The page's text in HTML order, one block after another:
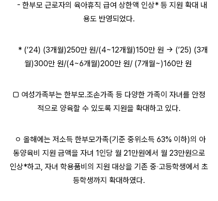
- 한부모 근로자의 육아휴직 급여 상한액 인상* 등 지원 확대 내
용도 반영되었다.
* (’24) (3개월)250만 원/(4~12개월)150만 원 → (’25) (3개
월)300만 원/(4~6개월)200만 원/ (7개월~)160만 원
□ 여성가족부는 한부모․조손가족 등 다양한 가족이 자녀를 안정
적으로 양육할 수 있도록 지원을 확대하고 있다.
ㅇ 올해에는 저소득 한부모가족(기준 중위소득 63% 이하)의 아
동양육비 지원 금액을 자녀 1인당 월 21만원에서 월 23만원으로
인상*하고, 자녀 학용품비의 지원 대상을 기존 중‧고등학생에서 초
등학생까지 확대하였다.